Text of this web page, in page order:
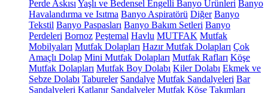
Perde Askısı Yaşlı ve Bedensel Engelli Banyo Ürünleri Banyo
Havalandırma ve Isıtma Banyo Aspiratörü Diğer Banyo
Tekstil Banyo Paspasları Banyo Bakım Setleri Banyo
Perdeleri Bornoz Peştemal Havlu MUTFAK Mutfak
Mobilyaları Mutfak Dolapları Hazır Mutfak Dolapları Çok
Amaçlı Dolap Mini Mutfak Dolapları Mutfak Rafları Köşe
Mutfak Dolapları Mutfak Boy Dolabı Kiler Dolabı Ekmek ve
Sebze Dolabı Tabureler Sandalye Mutfak Sandalyeleri Bar
Sandalyeleri Katlanır Sandalyeler Mutfak Köşe Takımları